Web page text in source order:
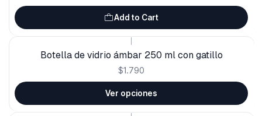
Add to Cart
Botella de vidrio ámbar 250 ml con gatillo
$1.790
Ver opciones